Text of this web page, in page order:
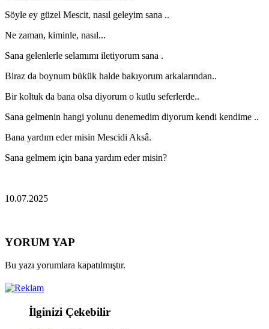
Söyle ey güzel Mescit, nasıl geleyim sana ..
Ne zaman, kiminle, nasıl...
Sana gelenlerle selamımı iletiyorum sana .
Biraz da boynum bükük halde bakıyorum arkalarından..
Bir koltuk da bana olsa diyorum o kutlu seferlerde..
Sana gelmenin hangi yolunu denemedim diyorum kendi kendime ..
Bana yardım eder misin Mescidi Aksâ.
Sana gelmem için bana yardım eder misin?
10.07.2025
YORUM YAP
Bu yazı yorumlara kapatılmıştır.
İlginizi Çekebilir